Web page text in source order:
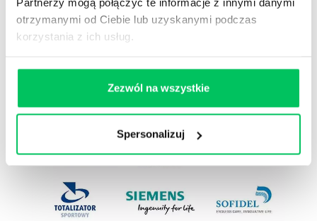
otrzymanymi od Ciebie lub uzyskanymi podczas
korzystania z ich usług.
Zezwól na wszystkie
Spersonalizuj
PRACOWAĆ DLA: